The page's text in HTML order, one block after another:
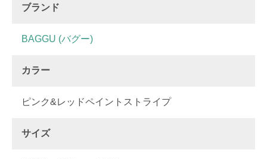
ブランド
BAGGU (バグー)
カラー
ピンク&レッドペイントストライプ
サイズ